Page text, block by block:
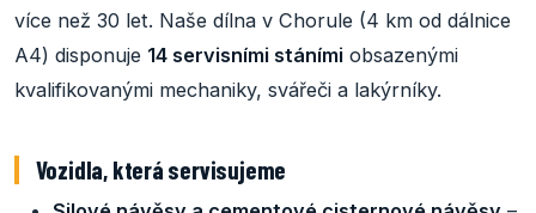
více než 30 let. Naše dílna v Chorule (4 km od dálnice
A4) disponuje 14 servisními stáními obsazenými
kvalifikovanými mechaniky, svářeči a lakýrníky.
Vozidla, která servisujeme